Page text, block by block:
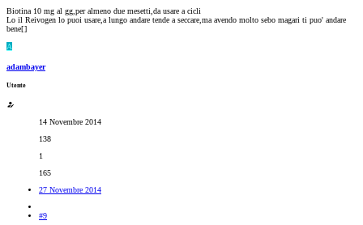
Biotina 10 mg al gg,per almeno due mesetti,da usare a cicli
Lo il Reivogen lo puoi usare,a lungo andare tende a seccare,ma avendo molto sebo magari ti puo' andare
bene[]
A
adambayer
Utente
14 Novembre 2014
138
1
165
27 Novembre 2014
#9